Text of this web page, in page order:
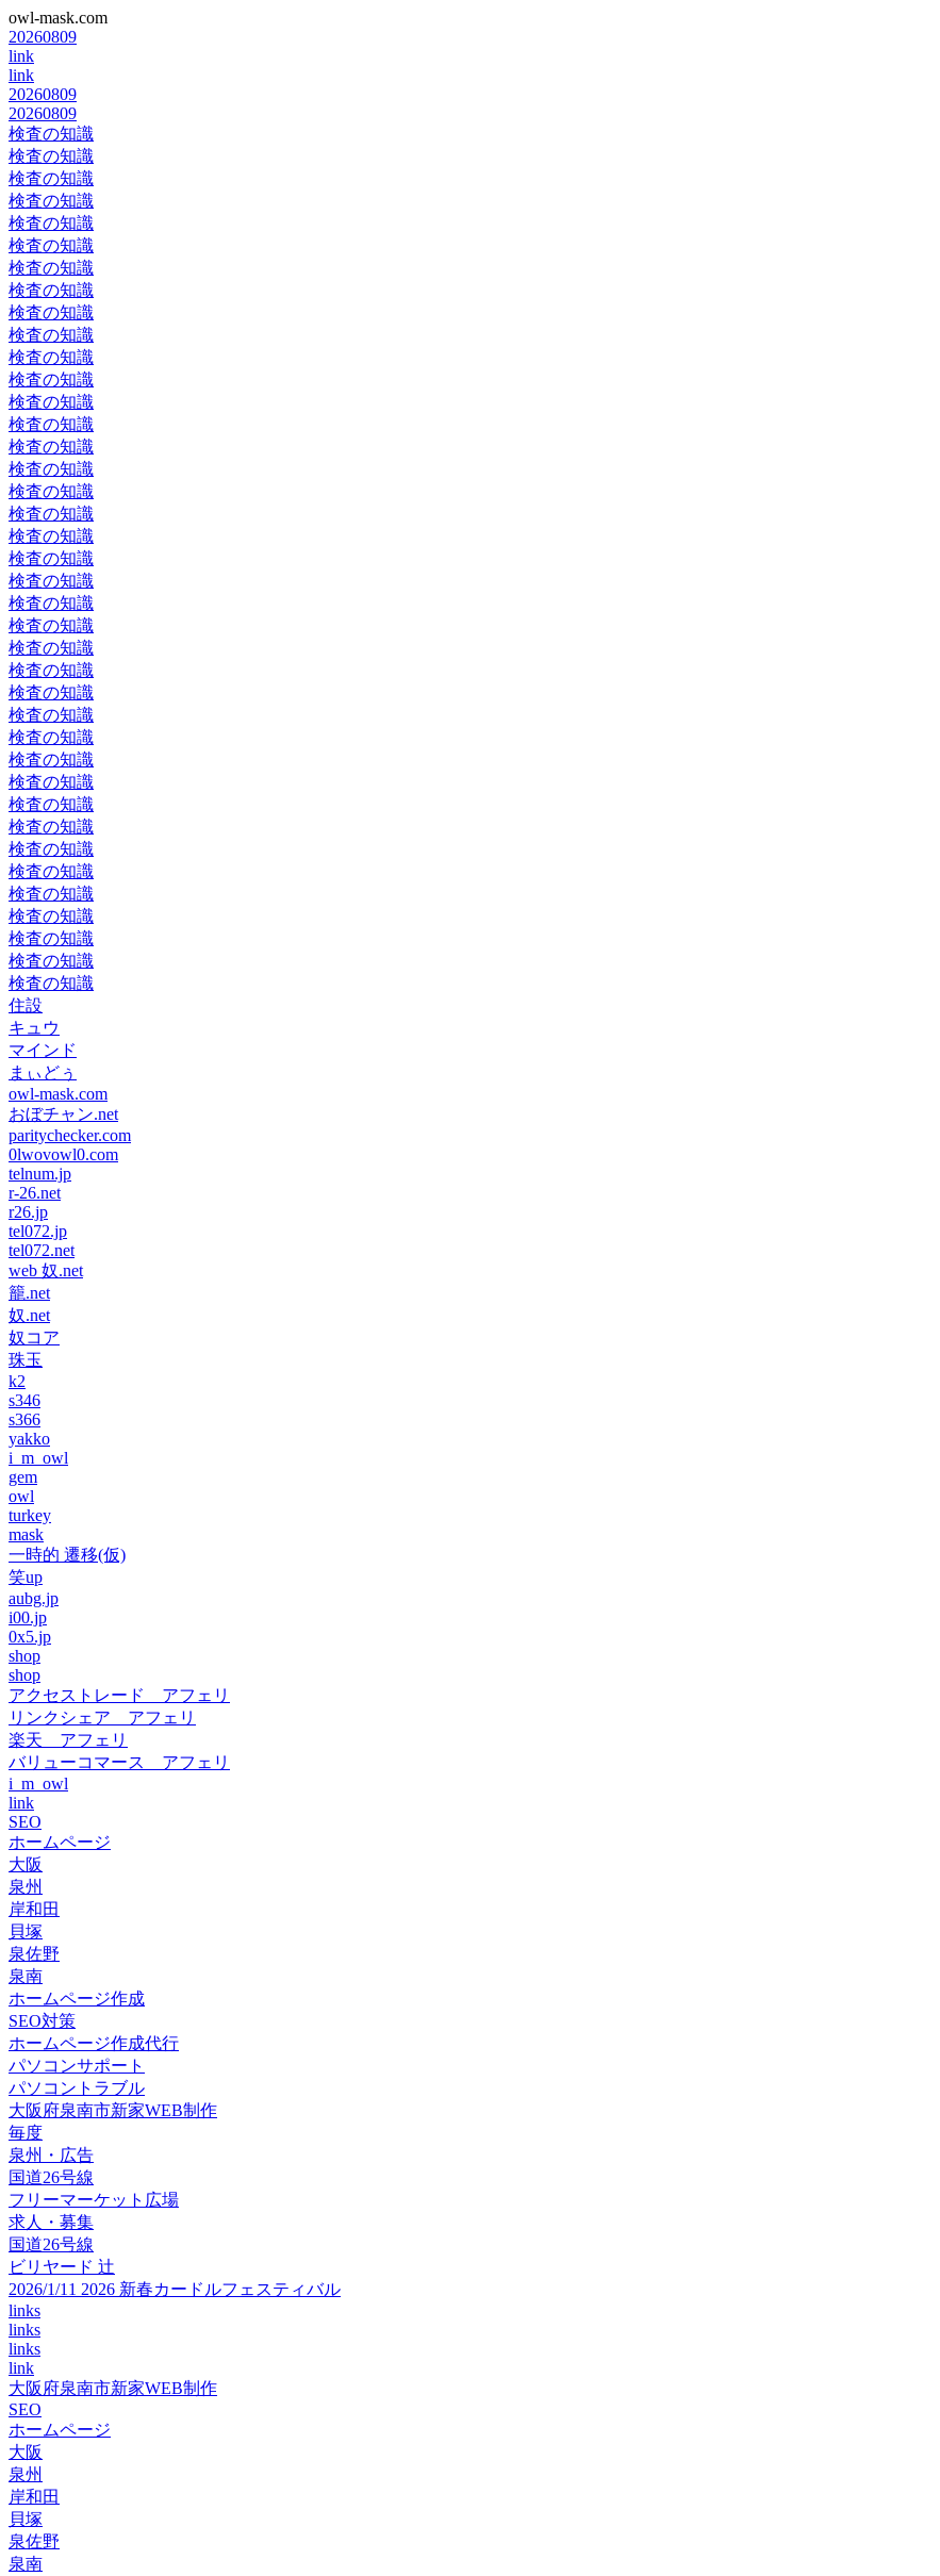
owl-mask.com
20260809
link
link
20260809
20260809
検査の知識
検査の知識
検査の知識
検査の知識
検査の知識
検査の知識
検査の知識
検査の知識
検査の知識
検査の知識
検査の知識
検査の知識
検査の知識
検査の知識
検査の知識
検査の知識
検査の知識
検査の知識
検査の知識
検査の知識
検査の知識
検査の知識
検査の知識
検査の知識
検査の知識
検査の知識
検査の知識
検査の知識
検査の知識
検査の知識
検査の知識
検査の知識
検査の知識
検査の知識
検査の知識
検査の知識
検査の知識
検査の知識
検査の知識
住設
キュウ
マインド
まぃどぅ
owl-mask.com
おぼチャン.net
paritychecker.com
0lwovowl0.com
telnum.jp
r-26.net
r26.jp
tel072.jp
tel072.net
web 奴.net
籠.net
奴.net
奴コア
珠玉
k2
s346
s366
yakko
i_m_owl
gem
owl
turkey
mask
一時的 遷移(仮)
笑up
aubg.jp
i00.jp
0x5.jp
shop
shop
アクセストレード アフェリ
リンクシェア アフェリ
楽天 アフェリ
バリューコマース アフェリ
i_m_owl
link
SEO
ホームページ
大阪
泉州
岸和田
貝塚
泉佐野
泉南
ホームページ作成
SEO対策
ホームページ作成代行
パソコンサポート
パソコントラブル
大阪府泉南市新家WEB制作
毎度
泉州・広告
国道26号線
フリーマーケット広場
求人・募集
国道26号線
ビリヤード 辻
2026/1/11 2026 新春カードルフェスティバル
links
links
links
link
大阪府泉南市新家WEB制作
SEO
ホームページ
大阪
泉州
岸和田
貝塚
泉佐野
泉南